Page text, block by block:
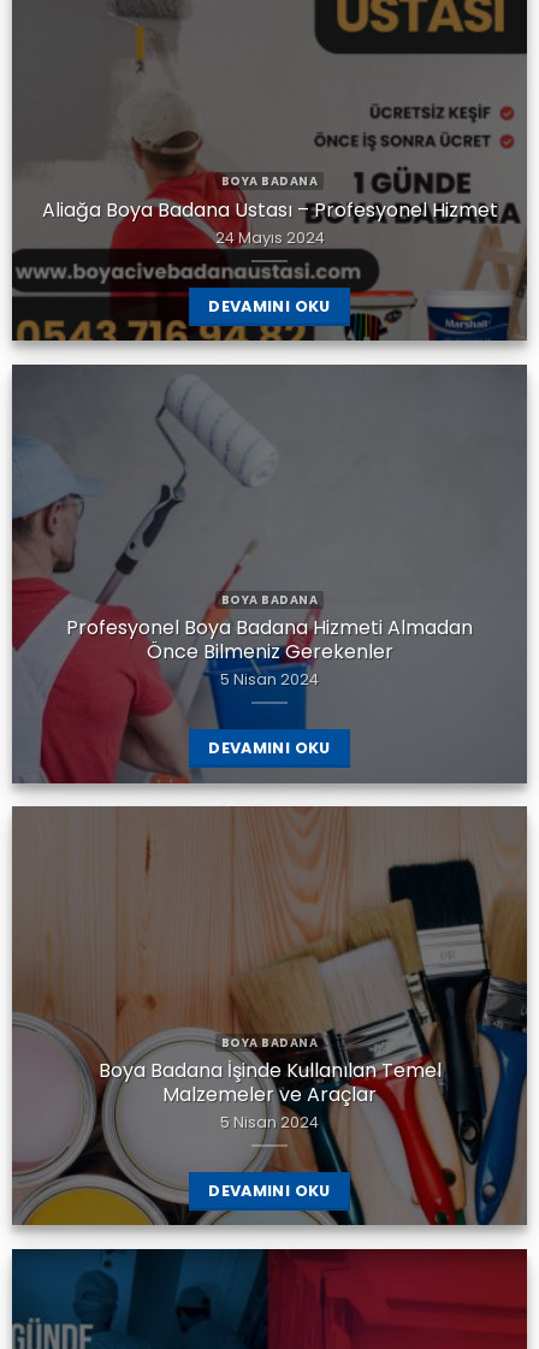
BOYA BADANA
Aliağa Boya Badana Ustası – Profesyonel Hizmet
24 Mayıs 2024
DEVAMINI OKU
BOYA BADANA
Profesyonel Boya Badana Hizmeti Almadan
Önce Bilmeniz Gerekenler
5 Nisan 2024
DEVAMINI OKU
BOYA BADANA
Boya Badana İşinde Kullanılan Temel
Malzemeler ve Araçlar
5 Nisan 2024
DEVAMINI OKU